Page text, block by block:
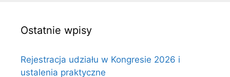
Ostatnie wpisy
Rejestracja udziału w Kongresie 2026 i
ustalenia praktyczne